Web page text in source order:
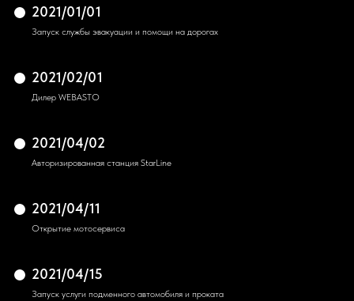
2021/01/01
Запуск службы эвакуации и помощи на дорогах
2021/02/01
Дилер WEBASTO
2021/04/02
Авторизированная станция StarLine
2021/04/11
Открытие мотосервиса
2021/04/15
Запуск услуги подменного автомобиля и проката